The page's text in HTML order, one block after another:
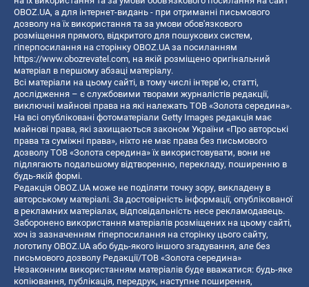
OBOZ.UA, а для інтернет-видань - при отриманні письмового
дозволу на їх використання та за умови обов'язкового
розміщення прямого, відкритого для пошукових систем,
гіперпосилання на сторінку OBOZ.UA за посиланням
https://www.obozrevatel.com, на якій розміщено оригінальний
матеріал в першому абзаці матеріалу.
Всі матеріали на цьому сайті, в тому числі інтерв’ю, статті,
дослідження – є службовими творами журналістів редакції,
виключні майнові права на які належать ТОВ «Золота середина».
На всі опубліковані фотоматеріали Getty Images редакція має
майнові права, які захищаються законом України «Про авторські
права та суміжні права», ніхто не має права без письмового
дозволу ТОВ «Золота середина» їх використовувати, вони не
підлягають подальшому відтворенню, перекладу, поширенню в
будь-якій формі.
Редакція OBOZ.UA може не поділяти точку зору, викладену в
авторському матеріалі. За достовірність інформації, опублікованої
в рекламних матеріалах, відповідальність несе рекламодавець.
Заборонено використання матеріалів розміщених на цьому сайті,
хоч із зазначенням гіперпосилання на сторінку цього сайту,
логотипу OBOZ.UA або будь-якого іншого згадування, але без
письмового дозволу Редакції/ТОВ «Золота середина»
Незаконним використанням матеріалів буде вважатися: будь-яке
копiювання, публiкацiя, передрук, наступне поширення,